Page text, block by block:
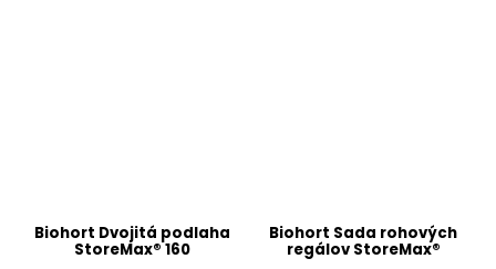
Biohort Dvojitá podlaha
StoreMax® 160
Biohort Sada rohových
regálov StoreMax®